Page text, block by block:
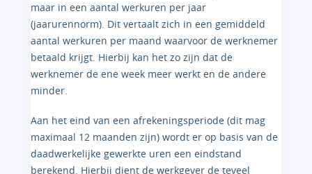
maar in een aantal werkuren per jaar
(jaarurennorm). Dit vertaalt zich in een gemiddeld
aantal werkuren per maand waarvoor de werknemer
betaald krijgt. Hierbij kan het zo zijn dat de
werknemer de ene week meer werkt en de andere
minder.
Aan het eind van een afrekeningsperiode (dit mag
maximaal 12 maanden zijn) wordt er op basis van de
daadwerkelijke gewerkte uren een eindstand
berekend. Hierbij dient de werkgever de teveel